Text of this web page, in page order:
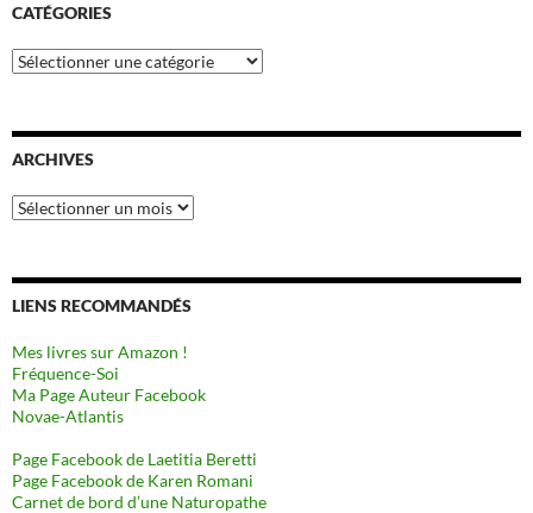
CATÉGORIES
Catégories
ARCHIVES
Archives
LIENS RECOMMANDÉS
Mes livres sur Amazon !
Fréquence-Soi
Ma Page Auteur Facebook
Novae-Atlantis
Page Facebook de Laetitia Beretti
Page Facebook de Karen Romani
Carnet de bord d’une Naturopathe